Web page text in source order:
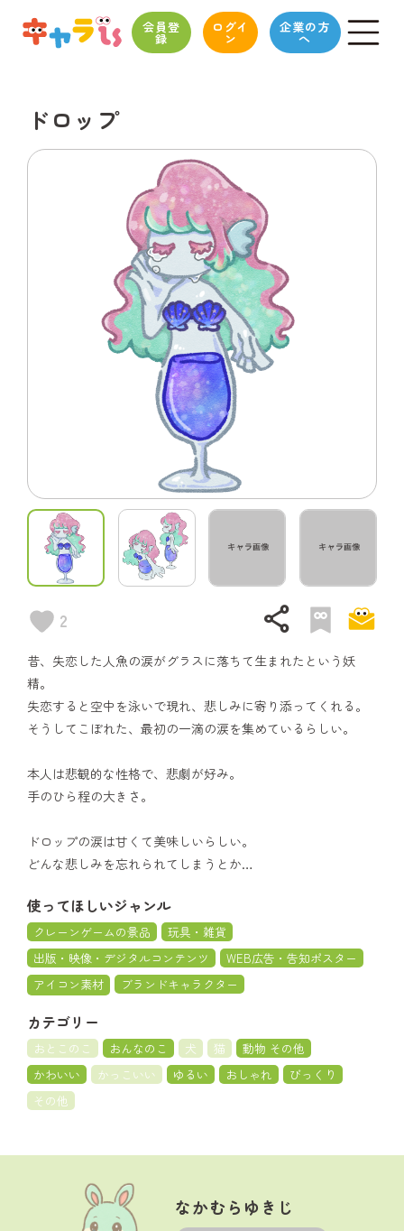
会員登
録
ログイ
ン
企業の方
へ
ドロップ
2 share
昔、失恋した人魚の涙がグラスに落ちて生まれたという妖
精。
失恋すると空中を泳いで現れ、悲しみに寄り添ってくれる。
そうしてこぼれた、最初の一滴の涙を集めているらしい。
本人は悲観的な性格で、悲劇が好み。
手のひら程の大きさ。
ドロップの涙は甘くて美味しいらしい。
どんな悲しみを忘れられてしまうとか…
使ってほしいジャンル
クレーンゲームの景品
玩具・雑貨
出版・映像・デジタルコンテンツ
WEB広告・告知ポスター
アイコン素材
ブランドキャラクター
カテゴリー
おとこのこ おんなのこ 犬 猫
動物 その他
かわいい
かっこいい ゆるい おしゃれ
びっくり
その他
なかむらゆきじ